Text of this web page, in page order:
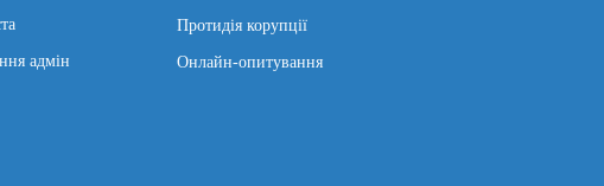
адмін
Протидія корупції
Онлайн-опитування